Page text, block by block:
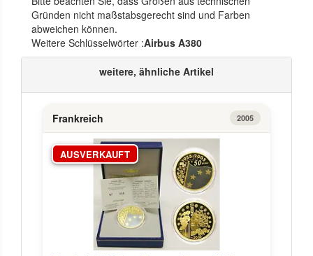
Gründen nicht maßstabsgerecht sind und Farben
abweichen können.
Weitere Schlüsselwörter :Airbus A380
weitere, ähnliche Artikel
Frankreich 2005
AUSVERKAUFT